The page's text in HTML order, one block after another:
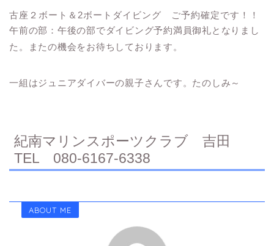
古座２ボート＆2ボートダイビング ご予約確定です！！
午前の部：午後の部でダイビング予約満員御礼となりまし
た。またの機会をお待ちしております。
一組はジュニアダイバーの親子さんです。たのしみ～
紀南マリンスポーツクラブ 吉田
TEL 080-6167-6338
ABOUT ME